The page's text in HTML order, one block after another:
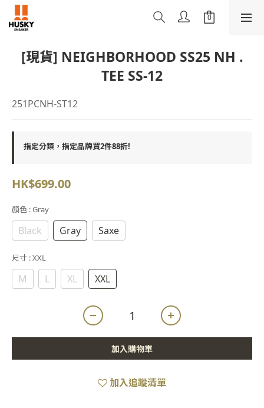
[現貨] NEIGHBORHOOD SS25 NH .
TEE SS-12
251PCNH-ST12
指定分類，指定品牌買2件88折!
HK$699.00
顏色 : Gray
Black Gray Saxe
尺寸 : XXL
M L XL XXL
加入購物車
加入追蹤清單